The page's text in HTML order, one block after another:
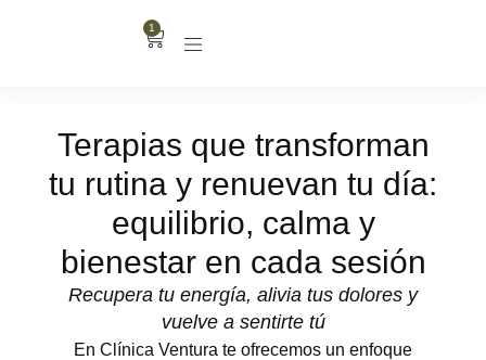
1
Terapias que transforman
tu rutina y renuevan tu día:
equilibrio, calma y
bienestar en cada sesión
Recupera tu energía, alivia tus dolores y
vuelve a sentirte tú
En Clínica Ventura te ofrecemos un enfoque